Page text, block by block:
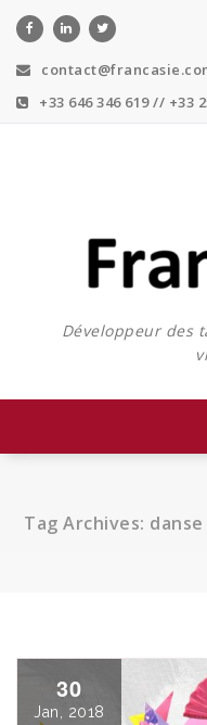
Skip
+33 646 346 619 // +33
Développeur des
Tag Archives:
30
Jan, 2018